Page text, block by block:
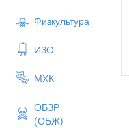
Физкультура
ИЗО
МХК
ОБЗР
(ОБЖ)